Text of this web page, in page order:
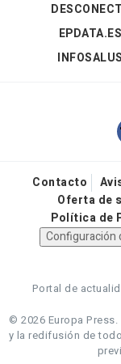
EPDATA.ES
INFOSALUS
Contacto
Oferta de
Política de
Configuración
Portal de
© 2026 Europa Press.
y la redifusión de